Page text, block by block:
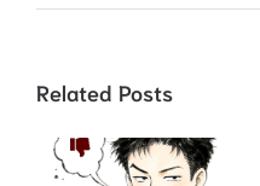
Related Posts
คำสแลง 酸民 ชาว